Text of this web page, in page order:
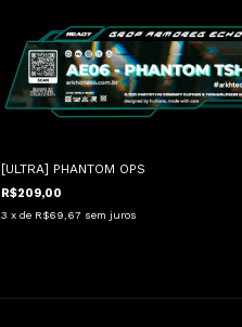
[ULTRA] PHANTOM OPS
R$209,00
3 x de R$69,67 sem juros